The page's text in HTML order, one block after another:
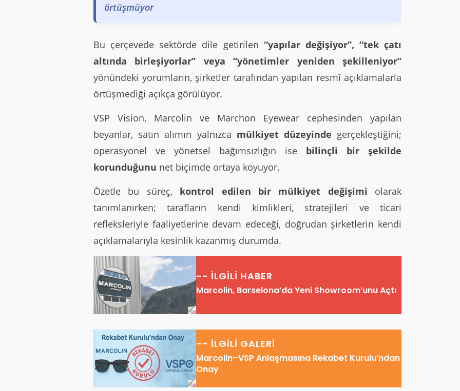
örtüşmüyor
Bu çerçevede sektörde dile getirilen “yapılar değişiyor”, “tek çatı
altında birleşiyorlar” veya “yönetimler yeniden şekilleniyor”
yönündeki yorumların, şirketler tarafından yapılan resmî açıklamalarla
örtüşmediği açıkça görülüyor.
VSP Vision, Marcolin ve Marchon Eyewear cephesinden yapılan
beyanlar, satın alımın yalnızca mülkiyet düzeyinde gerçekleştiğini;
operasyonel ve yönetsel bağımsızlığın ise bilinçli bir şekilde
korunduğunu net biçimde ortaya koyuyor.
Özetle bu süreç, kontrol edilen bir mülkiyet değişimi olarak
tanımlanırken; tarafların kendi kimlikleri, stratejileri ve ticari
refleksleriyle faaliyetlerine devam edeceği, doğrudan şirketlerin kendi
açıklamalarıyla kesinlik kazanmış durumda.
-- İLGİLİ HABER
Marcolin, Barselona’da Yeni Showroom’unu Açtı
-- İLGİLİ GALERİ
Marcolin–VSP Anlaşmasına Rekabet Kurulu’ndan
Onay